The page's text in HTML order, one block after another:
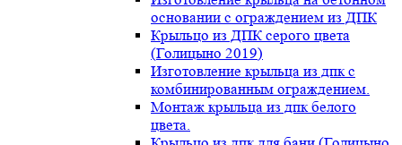
основании с ограждением из ДПК
Крыльцо из ДПК серого цвета
(Голицыно 2019)
Изготовление крыльца из дпк с
комбинированным ограждением.
Монтаж крыльца из дпк белого
цвета.